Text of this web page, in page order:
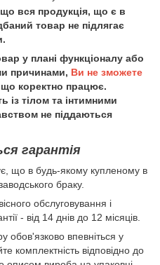
вся продукція, що є в
товар не підлягає
у плані функціоналу або
причинами, Ви не зможете
коректно працює.
із тілом та інтимними
не піддаються
гарантія
що в будь-якому купленому в
браку.
обслуговування і
- від 14 днів до 12 місяців.
обов'язково впевніться у
комплектність відповідно до